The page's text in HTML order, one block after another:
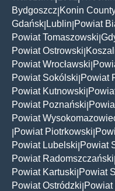
Bydgoszcz Konin
Gdańsk Lublin Powiat
Powiat Tomaszowski
Powiat Ostrowski
Powiat Wrocławski
Powiat Sokólski Powiat
Powiat Kutnowski
Powiat Poznański
Powiat
Powiat Piotrkowski
Powiat Lubelski Powiat
Powiat Radomszczański
Powiat Kartuski Powiat
Powiat Ostródzki